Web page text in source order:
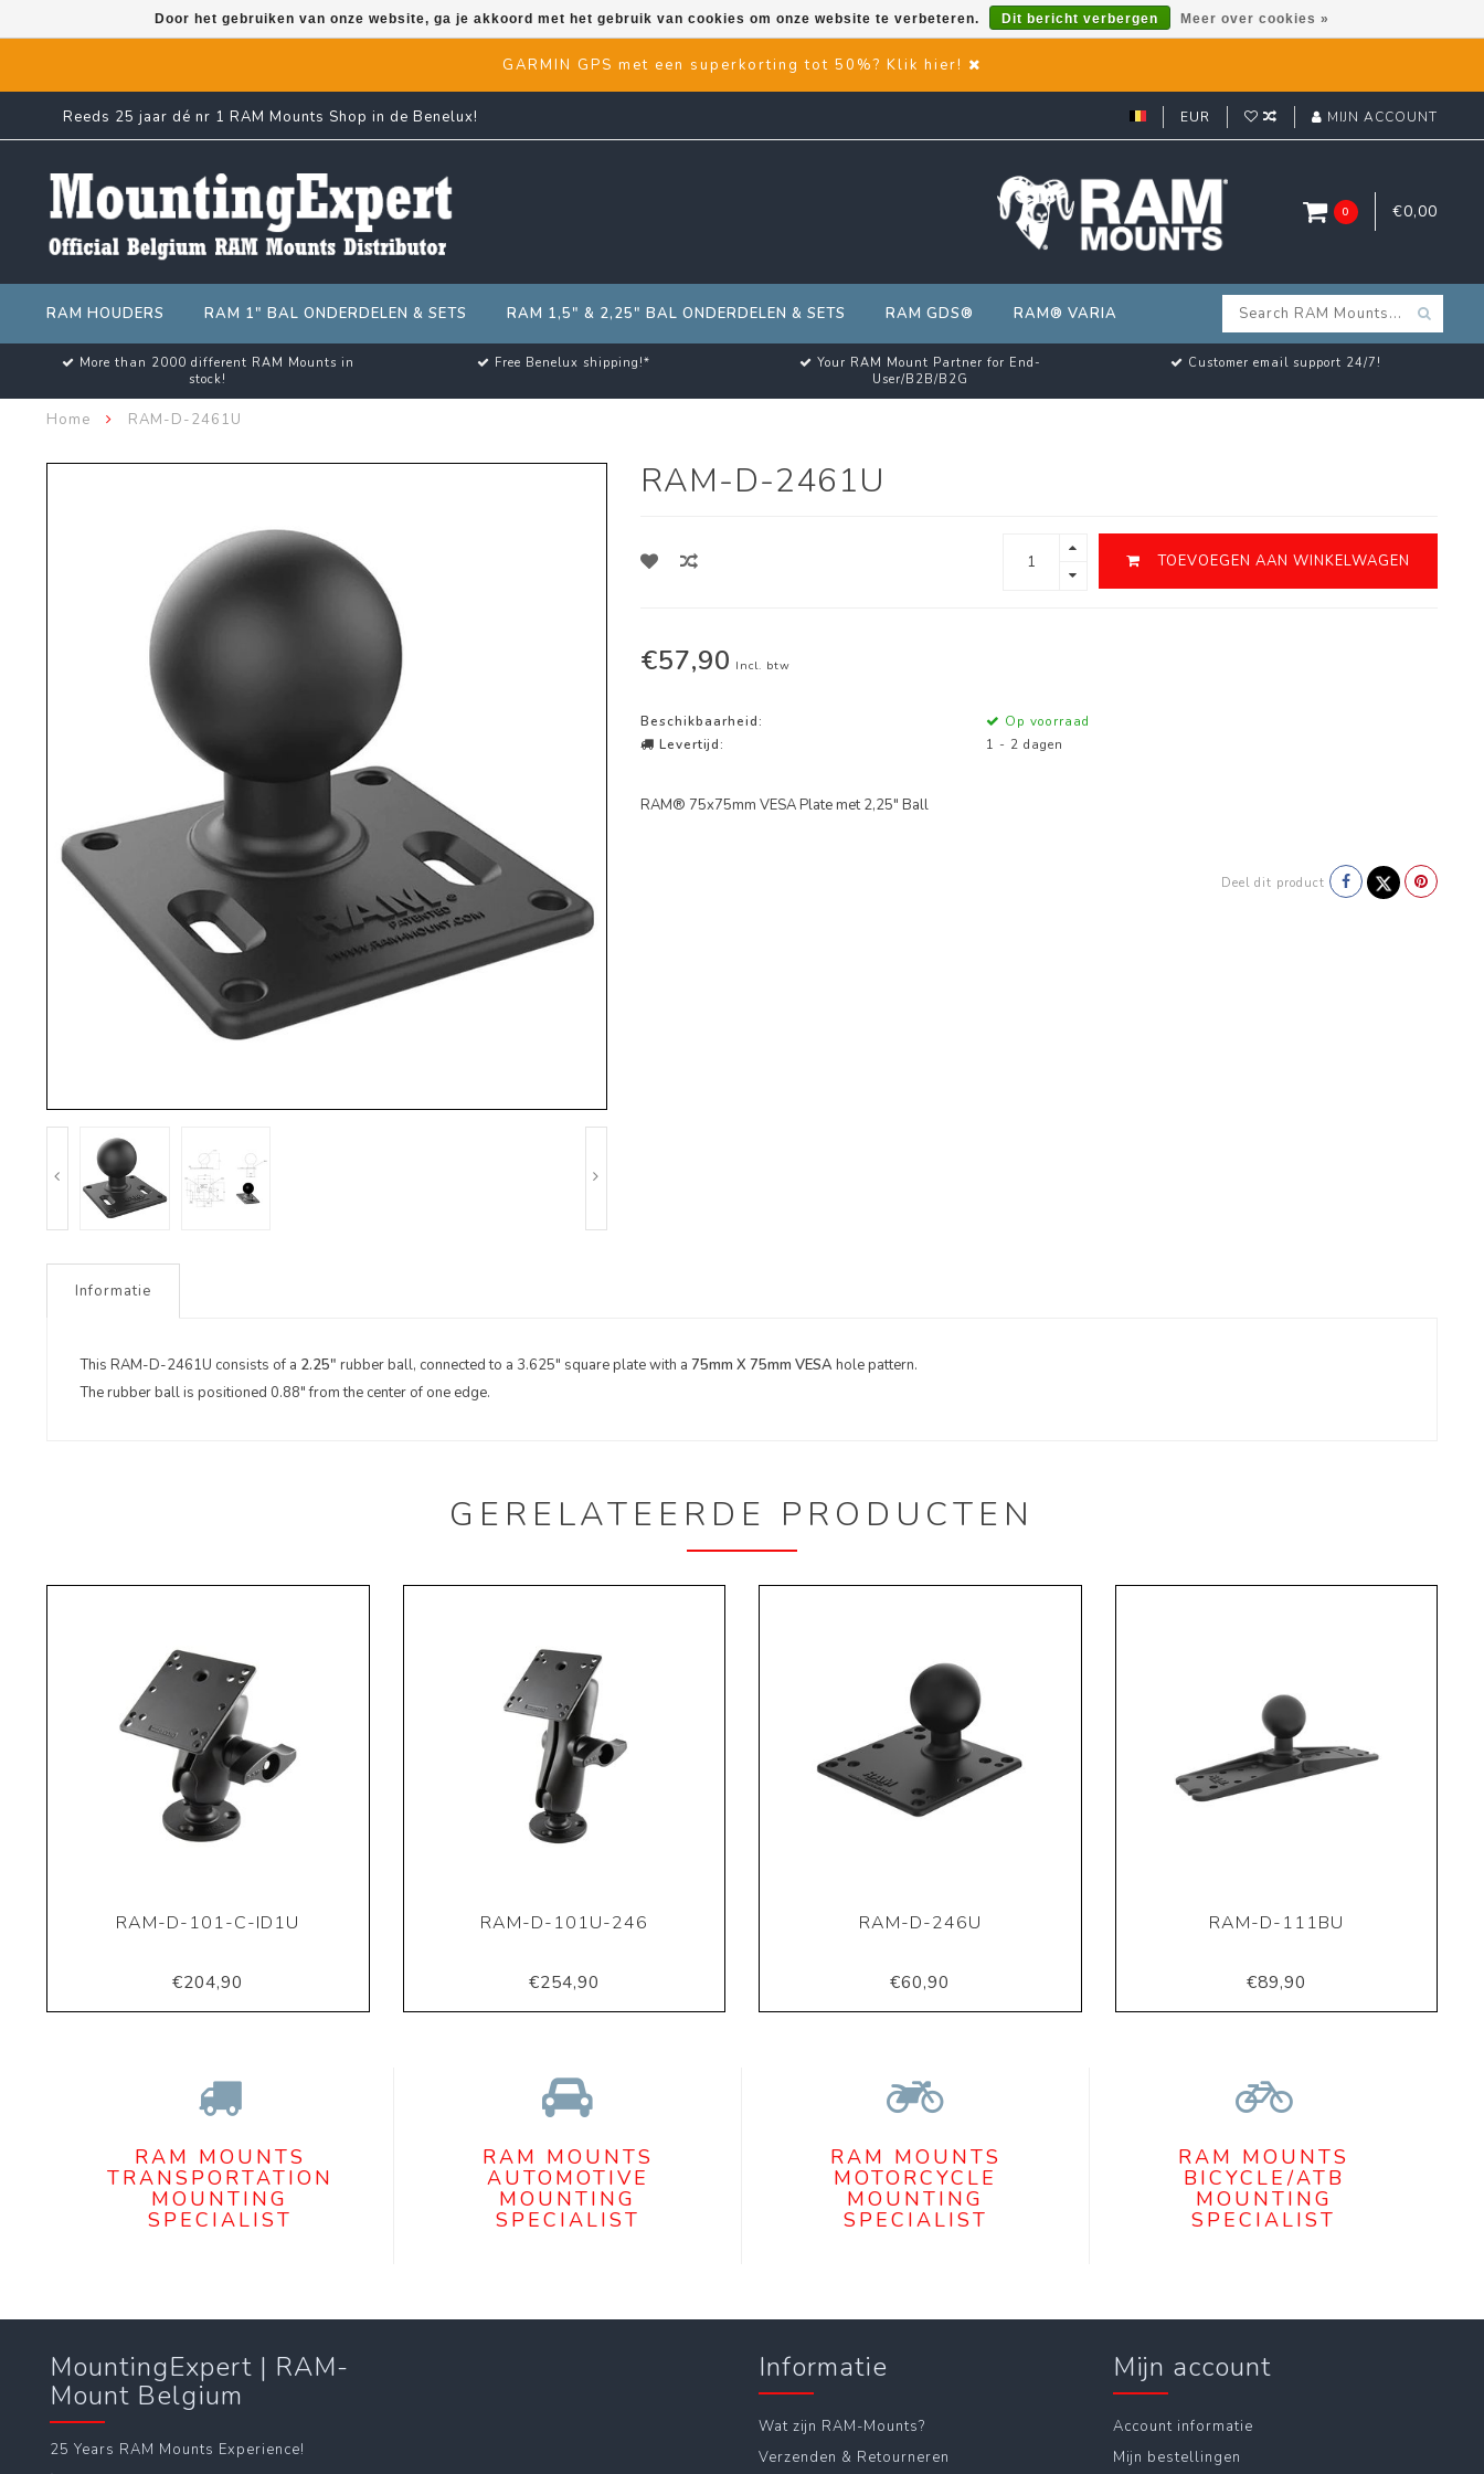
GARMIN GPS met een superkorting tot 50%? Klik hier!
Reeds 25 jaar dé nr 1 RAM Mounts Shop in de Benelux! EUR MIJN ACCOUNT
0 €0,00
RAM HOUDERS RAM 1" BAL ONDERDELEN & SETS RAM 1,5" & 2,25" BAL ONDERDELEN & SETS RAM GDS® RAM® VARIA
More than 2000 different RAM Mounts in
stock!
Free Benelux shipping!*
Your RAM Mount Partner for End-
User/B2B/B2G
Customer email support 24/7!
Home RAM-D-2461U
RAM-D-2461U
TOEVOEGEN AAN WINKELWAGEN
€57,90 Incl. btw
Beschikbaarheid:
Op voorraad
Levertijd:
1 - 2 dagen
RAM® 75x75mm VESA Plate met 2,25" Ball
Deel dit product
Informatie
This RAM-D-2461U consists of a 2.25" rubber ball, connected to a 3.625" square plate with a 75mm X 75mm VESA hole pattern.
The rubber ball is positioned 0.88" from the center of one edge.
GERELATEERDE PRODUCTEN
RAM-D-101-C-ID1U
€204,90
RAM-D-101U-246
€254,90
RAM-D-246U
€60,90
RAM-D-111BU
€89,90
Door het gebruiken van onze website, ga je akkoord met het gebruik van cookies om onze website te verbeteren. Dit bericht verbergen Meer over cookies »
RAM MOUNTS
TRANSPORTATION
MOUNTING
SPECIALIST
RAM MOUNTS
AUTOMOTIVE
MOUNTING
SPECIALIST
RAM MOUNTS
MOTORCYCLE
MOUNTING
SPECIALIST
RAM MOUNTS
BICYCLE/ATB
MOUNTING
SPECIALIST
MountingExpert | RAM-
Mount Belgium
25 Years RAM Mounts Experience!
Informatie
Wat zijn RAM-Mounts?
Verzenden & Retourneren
Mijn account
Account informatie
Mijn bestellingen